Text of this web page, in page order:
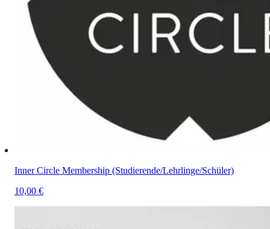
Inner Circle Membership (Studierende/Lehrlinge/Schüler)
10,00 €